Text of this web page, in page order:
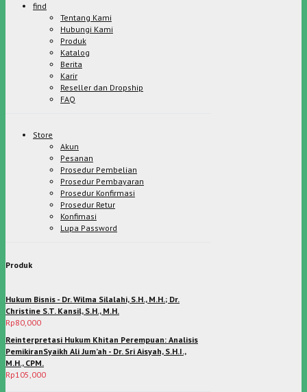
find
Tentang Kami
Hubungi Kami
Produk
Katalog
Berita
Karir
Reseller dan Dropship
FAQ
Store
Akun
Pesanan
Prosedur Pembelian
Prosedur Pembayaran
Prosedur Konfirmasi
Prosedur Retur
Konfimasi
Lupa Password
Produk
Hukum Bisnis - Dr. Wilma Silalahi, S.H., M.H.; Dr.
Christine S.T. Kansil, S.H., M.H.
Rp80,000
Reinterpretasi Hukum Khitan Perempuan: Analisis
PemikiranSyaikh Ali Jum’ah - Dr. Sri Aisyah, S.H.I.,
M.H., CPM.
Rp105,000